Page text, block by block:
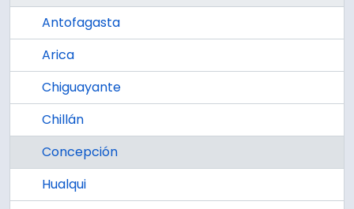
Antofagasta
Arica
Chiguayante
Chillán
Concepción
Hualqui